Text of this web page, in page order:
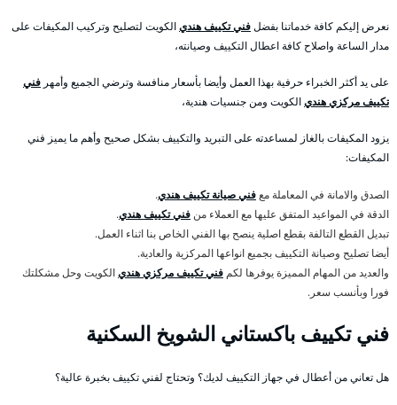
نعرض إليكم كافة خدماتنا بفضلفني تكييف هنديالكويت لتصليح وتركيب المكيفات على
مدار الساعة واصلاح كافة اعطال التكييف وصيانته،
على يد أكثر الخبراء حرفية بهذا العمل وأيضا بأسعار منافسة وترضي الجميع وأمهر فني
تكييف مركزي هنديالكويت ومن جنسيات هندية،
يزود المكيفات بالغاز لمساعدته على التبريد والتكييف بشكل صحيح وأهم ما يميز فني
المكيفات:
الصدق والامانة في المعاملة معفني صيانة تكييف هندي.
الدقة في المواعيد المتفق عليها مع العملاء من فني تكييف هندي.
تبديل القطع التالفة بقطع اصلية ينصح بها الفني الخاص بنا اثناء العمل.
أيضا تصليح وصيانة التكييف بجميع انواعها المركزية والعادية.
والعديد من المهام المميزة يوفرها لكم فني تكييف مركزي هنديالكويت وحل مشكلتك
فورا وبأنسب سعر.
فني تكييف باكستاني الشويخ السكنية
هل تعاني من أعطال في جهاز التكييف لديك؟ وتحتاج لفني تكييف بخبرة عالية؟